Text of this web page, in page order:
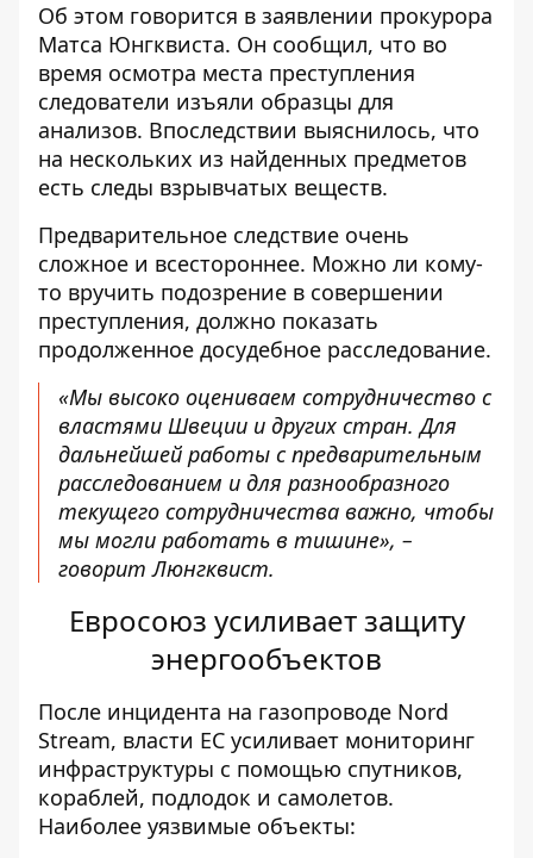
Об этом говорится в заявлении прокурора
Матса Юнгквиста. Он сообщил, что во
время осмотра места преступления
следователи изъяли образцы для
анализов. Впоследствии выяснилось, что
на нескольких из найденных предметов
есть следы взрывчатых веществ.
Предварительное следствие очень
сложное и всестороннее. Можно ли кому-
то вручить подозрение в совершении
преступления, должно показать
продолженное досудебное расследование.
«Мы высоко оцениваем сотрудничество с
властями Швеции и других стран. Для
дальнейшей работы с предварительным
расследованием и для разнообразного
текущего сотрудничества важно, чтобы
мы могли работать в тишине», –
говорит Люнгквист.
Евросоюз усиливает защиту
энергообъектов
После инцидента на газопроводе Nord
Stream, власти ЕС усиливает мониторинг
инфраструктуры с помощью спутников,
кораблей, подлодок и самолетов.
Наиболее уязвимые объекты: